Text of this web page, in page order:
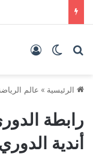
بحث عنالوضع المظلم
الرئيسية » عالم
رابطة
أندية الدوري إلى